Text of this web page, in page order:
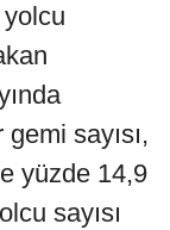
sayısı,
yüzde 14,9
sayısı